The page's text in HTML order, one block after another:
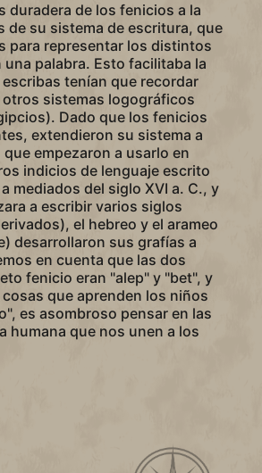
duradera de los fenicios a la
de su sistema de escritura, que
para representar los distintos
palabra. Esto facilitaba la
tenían que recordar
sistemas logográficos
Dado que los fenicios
extendieron su sistema a
empezaron a usarlo en
indicios de lenguaje escrito
mediados del siglo XVI a. C., y
a escribir varios siglos
el hebreo y el arameo
desarrollaron sus grafías a
en cuenta que las dos
fenicio eran "alep" y "bet", y
que aprenden los niños
es asombroso pensar en las
humana que nos unen a los